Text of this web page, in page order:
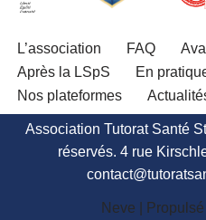
L’association FAQ
Après la LSpS
En
Nos plateformes
Association Tutorat Santé
réservés. 4 rue
Neve |